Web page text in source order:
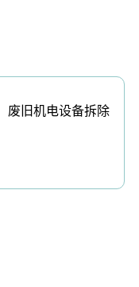
废旧机电设备拆除